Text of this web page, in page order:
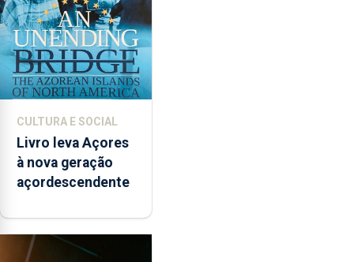
CULTURA E SOCIAL
Livro leva Açores
à nova geração
açordescendente